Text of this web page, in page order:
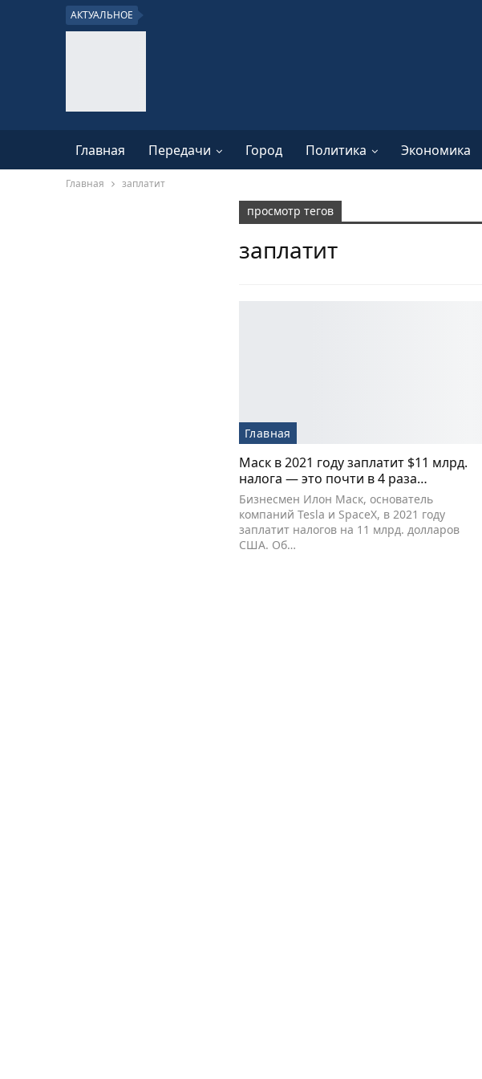
АКТУАЛЬНОЕ
Главная Передачи Город Политика Экономика
Главная заплатит
просмотр тегов
заплатит
Главная
Маск в 2021 году заплатит $11 млрд.
налога — это почти в 4 раза…
Бизнесмен Илон Маск, основатель
компаний Tesla и SpaceX, в 2021 году
заплатит налогов на 11 млрд. долларов
США. Об…